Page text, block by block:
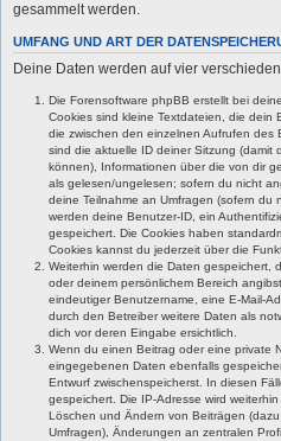
gesammelt werden.
UMFANG UND ART DER
Deine Daten werden auf vier
Die Forensoftware phpBB erstellt bei
Cookies sind kleine Textdateien, die dein
die zwischen den einzelnen Aufrufen
sind die aktuelle ID deiner Sitzung (damit
können), Informationen über die von dir
als gelesen/ungelesen; sofern du nicht
deine Teilnahme an Umfragen (sofern du
werden deine Benutzer-ID, ein
gespeichert. Die Cookies haben
Cookies kannst du jederzeit über die
Weiterhin werden die Daten gespeichert,
oder deinem persönlichem Bereich
eindeutiger Benutzername, eine E-Mail-
durch den Betreiber weitere Daten als
dich vor deren Eingabe ersichtlich.
Wenn du einen Beitrag oder eine private
eingegebenen Daten ebenfalls
Entwurf zwischenspeicherst. In diesen
gespeichert. Die IP-Adresse wird
Löschen und Ändern von Beiträgen
Umfragen), Änderungen an zentralen